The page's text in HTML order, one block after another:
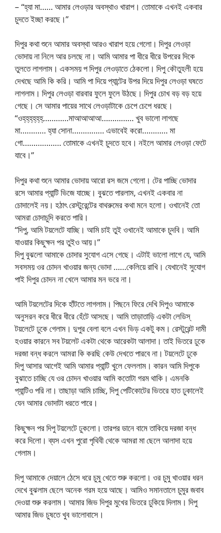
– “হ্যা মা…… আমার লেওড়ার অবস্থাও খারাপ। তোমাকে এখনই একবার
চুদতে ইচ্ছা করছে।”
দিপুর কথা শুনে আমার অবস্থা আরও খারাপ হয়ে গেলো। দিপুর লেওড়া
ভোদায় না নিলে আর চলছে না। আমি আমার পা ধীরে ধীরে উপরের দিকে
তুলতে লাগলাম। একসময় প দিপুর লেওড়াতে ঠেকলো। দিপু কৌতুহলী হয়ে
দেখছে আমি কি করি। আমি পা দিয়ে প্যান্টের উপর দিয়ে দিপুর লেওড়া ঘষতে
লাগলাম। দিপুর লেওড়া বারবার ফুলে ফুলে উঠছে। দিপুর চোখ বড় বড় হয়ে
গেছে। সে আমার পায়ের সাথে লেওড়াটাকে চেপে চেপে ধরছে।
“ওহ্‌হ্‌হ্‌হ্‌হ্‌হ্‌…………মাআআআআ…………… খুব ভালো লাগছে
মা………… হ্যা সোনা…………… এভাবেই করো………… মা
গো……………… তোমাকে এখনই চুদতে হবে। নইলে আমার লেওড়া ফেটে
যাবে।”
দিপুর কথা শুনে আমার ভোদায় আরো রস জমে গেলো। টের পাচ্ছি ভোদার
রসে আমার প্যান্টি ভিজে যাচ্ছে। বুঝতে পারলাম, এখনই একবার না
চোদালেই নয়। হঠাৎ রেস্টুরেন্টের বাথরুমের কথা মনে হলো। ওখানেই তো
আমরা চোদাচুদি করতে পারি।
“দিপু, আমি টয়লেটে যাচ্ছি। আমি চাই তুই ওখানেই আমাকে চুদবি। আমি
যাওয়ার কিছুক্ষন পর তুইও আয়।”
দিপু বুঝলো আমাকে চোদার সুযোগ এসে গেছে। এটাই ভালো লাগে যে, আমি
সবসময় ওর চোদন খাওয়ার জন্য ভোদা ……কেলিয়ে রাখি। যেখানেই সুযোগ
পাই দিপুর চোদন না খেলে আমার মন ভরে না।
আমি টয়লেটের দিকে হাঁটতে লাগলাম। পিছনে ফিরে দেখি দিপুও আমাকে
অনুসরন করে ধীরে ধীরে হেঁটে আসছে। আমি তাড়াতাড়ি একটা লেডিস্‌
টয়লেটে ঢুকে গেলাম। দুপুর বেলা বলে এখন ভিড় একটু কম। রেস্টুরেন্ট দামী
হওয়ার কারনে সব টয়লেট একটা থেকে আরেকটা আলাদা। তাই ভিতরে ঢুকে
দরজা বন্ধ করলে আমরা কি করছি কেউ দেখতে পারবে না। টয়লেটে ঢুকে
দিপু আসার আগেই আমি আমার প্যান্টি খুলে ফেললাম। কারন আমি দিপুকে
বুঝাতে চাচ্ছি যে ওর চোদন খাওয়ার আমি কতোটা গরম থাকি। এমনকি
প্যান্টিও পরি না। তাছাড়া আমি চাচ্ছি, দিপু পেটিকোটের ভিতরে হাত ঢুকালেই
যেন আমার ভোদাটা ধরতে পারে।
কিছুক্ষন পর দিপু টয়লেটে ঢুকলো। তারপর ডানে বামে তাকিয়ে দরজা বন্ধ
করে দিলো। ব্যস এখন পুরো পৃথিবী থেকে আমরা মা ছেলে আলাদা হয়ে
গেলাম।
দিপু আমাকে দেয়ালে ঠেসে ধরে চুমু খেতে শুরু করলো। ওর চুমু খাওয়ার ধরন
দেখে বুঝলাম ছেলে অনেক গরম হয়ে আছে। আমিও সমানতালে চুমুর জবাব
দেওয়া শুরু করলাম। আমার জিভ দিপুর মুখের ভিতরে ঢুকিয়ে দিলাম। দিপু
আমার জিভ চুষতে খুব ভালোবাসে।